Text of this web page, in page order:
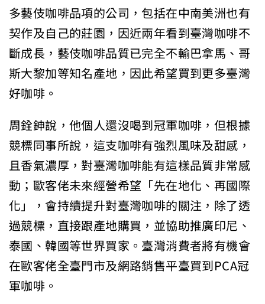
多藝伎咖啡品項的公司，包括在中南美洲也有
契作及自己的莊園，因近兩年看到臺灣咖啡不
斷成長，藝伎咖啡品質已完全不輸巴拿馬、哥
斯大黎加等知名產地，因此希望買到更多臺灣
好咖啡。
周銓鉮說，他個人還沒喝到冠軍咖啡，但根據
競標同事所說，這支咖啡有強烈風味及甜感，
且香氣濃厚，對臺灣咖啡能有這樣品質非常感
動；歐客佬未來經營希望「先在地化、再國際
化」，會持續提升對臺灣咖啡的關注，除了透
過競標，直接跟產地購買，並協助推廣印尼、
泰國、韓國等世界買家。臺灣消費者將有機會
在歐客佬全臺門市及網路銷售平臺買到PCA冠
軍咖啡。